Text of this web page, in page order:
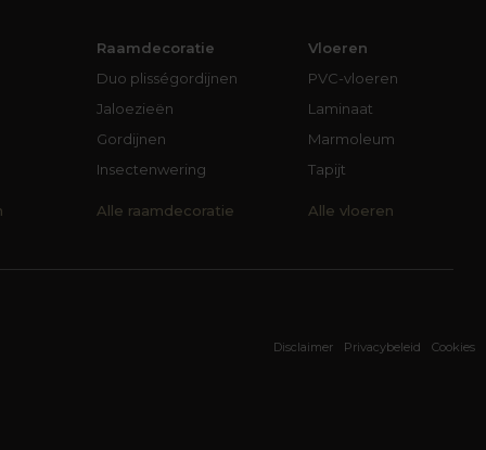
Raamdecoratie
Duo plisségordijnen
Jaloezieën
Gordijnen
Insectenwering
Alle raamdecoratie
Vloeren
PVC-vloeren
Laminaat
Marmoleum
Tapijt
Alle vloeren
Disclaimer Privacybeleid Cookies